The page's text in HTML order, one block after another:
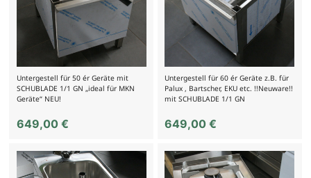
Untergestell für 50 ér Geräte mit
SCHUBLADE 1/1 GN „ideal für MKN
Geräte“ NEU!
649,00 €
Untergestell für 60 ér Geräte z.B. für
Palux , Bartscher, EKU etc. !!Neuware!!
mit SCHUBLADE 1/1 GN
649,00€